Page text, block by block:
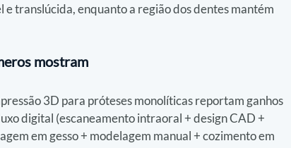
translúcida, enquanto a região dos dentes mantém
mostram
3D para próteses monolíticas reportam ganhos
digital (escaneamento intraoral + design CAD +
em gesso + modelagem manual + cozimento em